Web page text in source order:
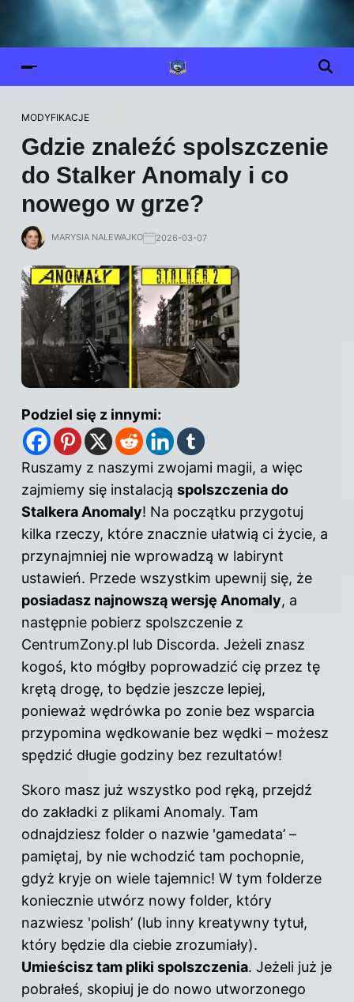
MODYFIKACJE
Gdzie znaleźć spolszczenie
do Stalker Anomaly i co
nowego w grze?
MARYSIA NALEWAJKO 2026-03-07
Podziel się z innymi:
Ruszamy z naszymi zwojami magii, a więc
zajmiemy się instalacją spolszczenia do
Stalkera Anomaly! Na początku przygotuj
kilka rzeczy, które znacznie ułatwią ci życie, a
przynajmniej nie wprowadzą w labirynt
ustawień. Przede wszystkim upewnij się, że
posiadasz najnowszą wersję Anomaly, a
następnie pobierz spolszczenie z
CentrumZony.pl lub Discorda. Jeżeli znasz
kogoś, kto mógłby poprowadzić cię przez tę
krętą drogę, to będzie jeszcze lepiej,
ponieważ wędrówka po zonie bez wsparcia
przypomina wędkowanie bez wędki – możesz
spędzić długie godziny bez rezultatów!
Skoro masz już wszystko pod ręką, przejdź
do zakładki z plikami Anomaly. Tam
odnajdziesz folder o nazwie 'gamedata’ –
pamiętaj, by nie wchodzić tam pochopnie,
gdyż kryje on wiele tajemnic! W tym folderze
koniecznie utwórz nowy folder, który
nazwiesz 'polish’ (lub inny kreatywny tytuł,
który będzie dla ciebie zrozumiały).
Umieścisz tam pliki spolszczenia. Jeżeli już je
pobrałeś, skopiuj je do nowo utworzonego